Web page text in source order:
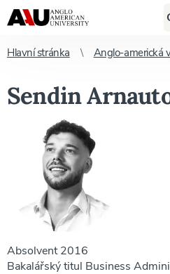
Hlavní stránka Anglo-americká
Sendin
Absolvent 2016
Bakalářský titul Business